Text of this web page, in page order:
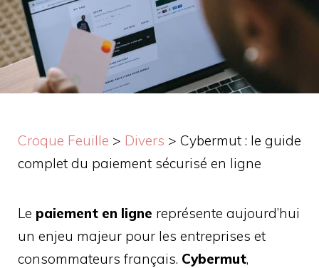
Croque Feuille > Divers > Cybermut : le guide
complet du paiement sécurisé en ligne
Le paiement en ligne représente aujourd’hui
un enjeu majeur pour les entreprises et
consommateurs français. Cybermut,